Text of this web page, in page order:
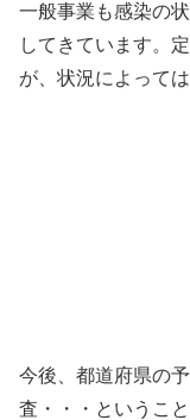
一般事業も感染の
してきています。
が、状況によって
今後、都道府県の
査・・・というこ